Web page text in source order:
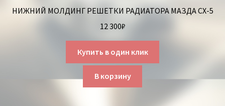
НИЖНИЙ МОЛДИНГ РЕШЕТКИ РАДИАТОРА МАЗДА СХ-5
12 300₽
Купить в один клик
В корзину